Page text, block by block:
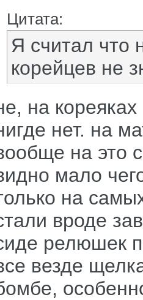
Цитата:
Я считал что
корейцев не
на
нет. на
на это
мало
на
вроде
релюшек
везде